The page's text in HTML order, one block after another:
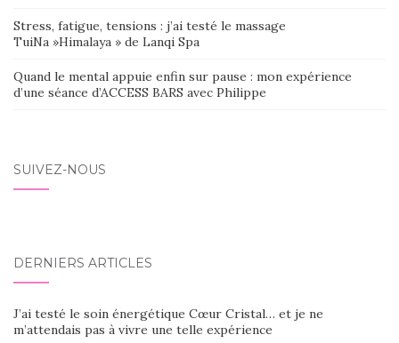
Stress, fatigue, tensions : j’ai testé le massage
TuiNa »Himalaya » de Lanqi Spa
Quand le mental appuie enfin sur pause : mon expérience
d’une séance d’ACCESS BARS avec Philippe
SUIVEZ-NOUS
DERNIERS ARTICLES
J’ai testé le soin énergétique Cœur Cristal… et je ne
m’attendais pas à vivre une telle expérience